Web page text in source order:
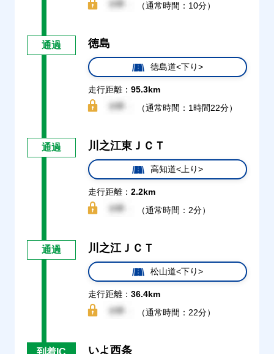
（通常時間：10分）
通過 徳島
徳島道<下り>
走行距離： 95.3km
（通常時間：1時間22分）
通過 川之江東ＪＣＴ
高知道<上り>
走行距離： 2.2km
（通常時間：2分）
通過 川之江ＪＣＴ
松山道<下り>
走行距離： 36.4km
（通常時間：22分）
到着IC いよ西条